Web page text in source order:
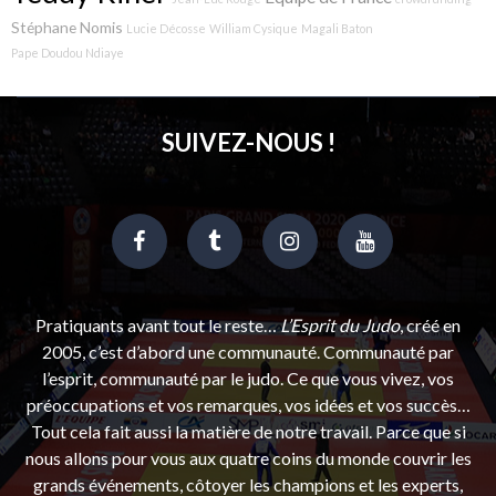
Stéphane Nomis Lucie Décosse William Cysique Magali Baton
Pape Doudou Ndiaye
SUIVEZ-NOUS !
Pratiquants avant tout le reste…L’Esprit du Judo, créé en
2005, c’est d’abord une communauté. Communauté par
l’esprit, communauté par le judo. Ce que vous vivez, vos
préoccupations et vos remarques, vos idées et vos succès…
Tout cela fait aussi la matière de notre travail. Parce que si
nous allons pour vous aux quatre coins du monde couvrir les
grands événements, côtoyer les champions et les experts,